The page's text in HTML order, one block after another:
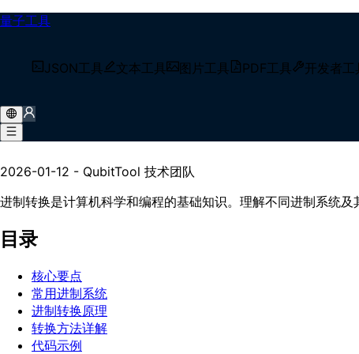
量子工具
JSON工具 文本工具 图片工具 PDF工具 开发者工
/
进制转换详解【2026】- 一文
2026-01-12 - QubitTool 技术团队
进制转换是计算机科学和编程的基础知识。理解不同进制系统
目录
核心要点
常用进制系统
进制转换原理
转换方法详解
代码示例